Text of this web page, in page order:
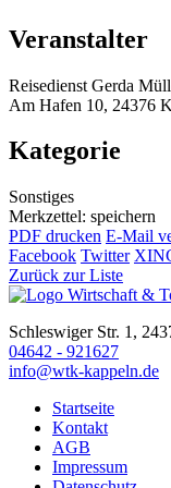
Veranstalter
Reisedienst Gerda
Am Hafen 10, 24376
Kategorie
Sonstiges
Merkzettel: speichern
PDF drucken E-Mail
Facebook Twitter
Zurück zur Liste
Schleswiger Str. 1,
04642 - 921627
info@wtk-kappeln.de
Startseite
Kontakt
AGB
Impressum